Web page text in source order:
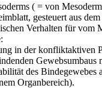
( = von
gesteuert aus
Verhalten für vom
in der konfliktaktiven
Gewebsumbaus
des Bindegewebes
Organbereich).